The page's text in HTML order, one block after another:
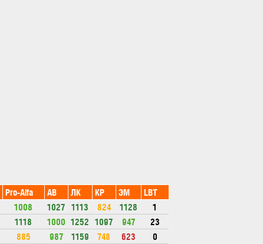
Pro-Alfa АВ ЛК КР ЭМ
LBT
1008 1027 1113 824 1128
1
1118 1000 1252 1097 947
23
885 987 1159 748 623
0